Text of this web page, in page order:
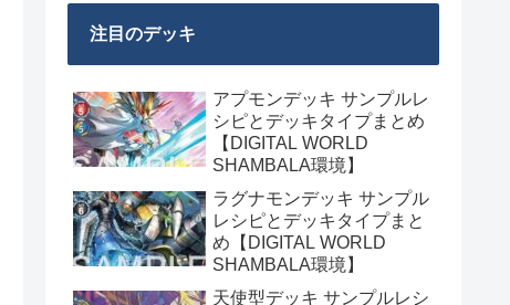
注目のデッキ
アプモンデッキ サンプルレ
シピとデッキタイプまとめ
【DIGITAL WORLD
SHAMBALA環境】
ラグナモンデッキ サンプル
レシピとデッキタイプまと
め【DIGITAL WORLD
SHAMBALA環境】
天使型デッキ サンプルレシ